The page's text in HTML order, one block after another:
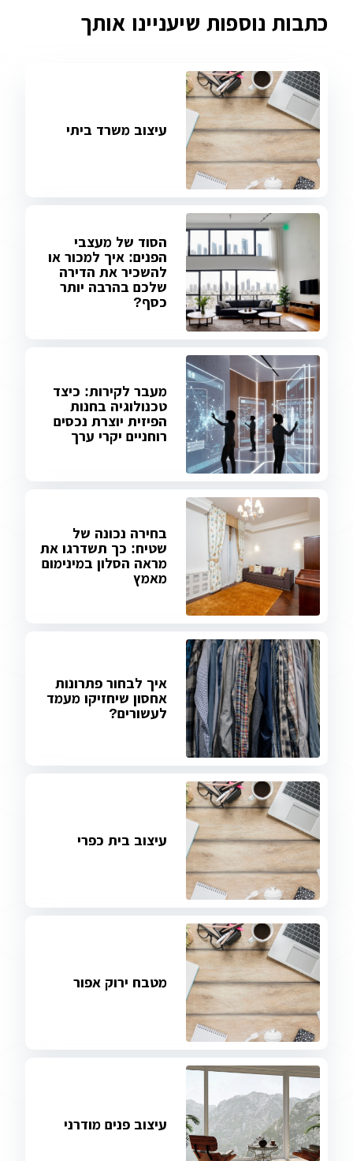
כתבות נוספות שיעניינו אותך
עיצוב משרד ביתי
הסוד של מעצבי
הפנים: איך למכור או
להשכיר את הדירה
שלכם בהרבה יותר
כסף?
מעבר לקירות: כיצד
טכנולוגיה בחנות
הפיזית יוצרת נכסים
רוחניים יקרי ערך
בחירה נכונה של
שטיח: כך תשדרגו את
מראה הסלון במינימום
מאמץ
איך לבחור פתרונות
אחסון שיחזיקו מעמד
לעשורים?
עיצוב בית כפרי
מטבח ירוק אפור
עיצוב פנים מודרני